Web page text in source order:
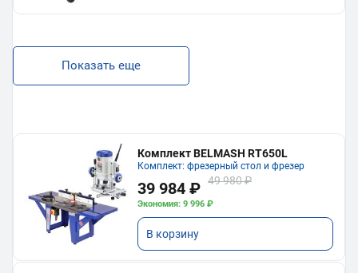
Показать еще
Комплект BELMASH RT650L
Комплект: фрезерный стол и фрезер
39 984 ₽ 49 980 ₽
Экономия: 9 996 ₽
В корзину